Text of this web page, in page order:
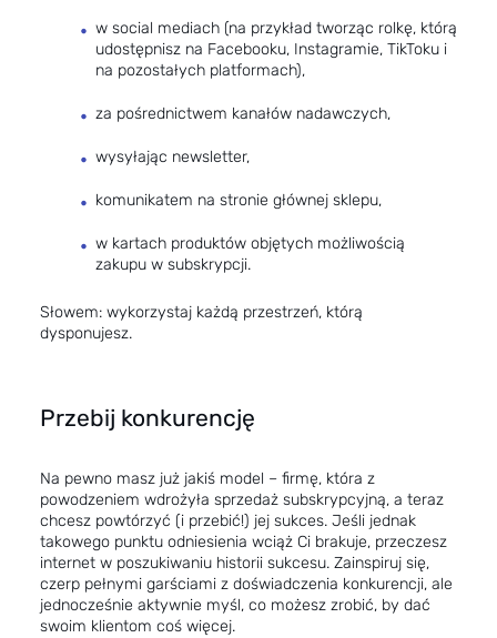
w social mediach (na przykład tworząc rolkę, którą
udostępnisz na Facebooku, Instagramie, TikToku i
na pozostałych platformach),
za pośrednictwem kanałów nadawczych,
wysyłając newsletter,
komunikatem na stronie głównej sklepu,
w kartach produktów objętych możliwością
zakupu w subskrypcji.
Słowem: wykorzystaj każdą przestrzeń, którą
dysponujesz.
Przebij konkurencję
Na pewno masz już jakiś model – firmę, która z
powodzeniem wdrożyła sprzedaż subskrypcyjną, a teraz
chcesz powtórzyć (i przebić!) jej sukces. Jeśli jednak
takowego punktu odniesienia wciąż Ci brakuje, przeczesz
internet w poszukiwaniu historii sukcesu. Zainspiruj się,
czerp pełnymi garściami z doświadczenia konkurencji, ale
jednocześnie aktywnie myśl, co możesz zrobić, by dać
swoim klientom coś więcej.